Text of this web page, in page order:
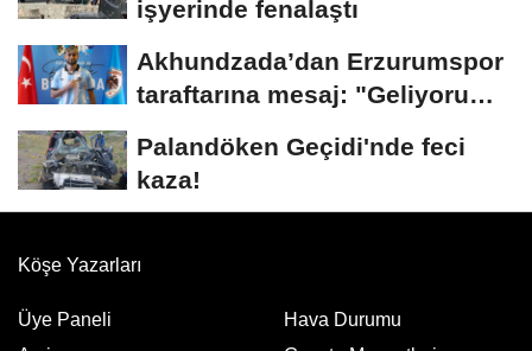
işyerinde fenalaştı
Akhundzada’dan Erzurumspor
taraftarına mesaj: "Geliyorum
Palandöken Geçidi'nde feci
kaza!
Köşe Yazarları
Üye Paneli
Hava Durumu